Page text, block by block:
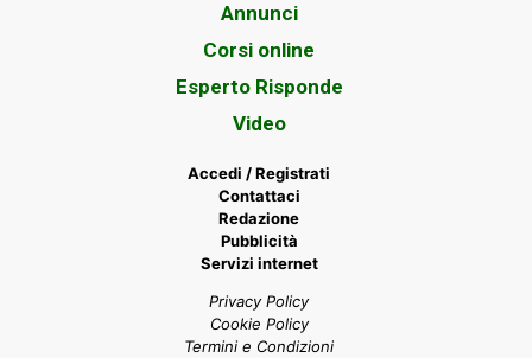
Annunci
Corsi online
Esperto Risponde
Video
Accedi / Registrati
Contattaci
Redazione
Pubblicità
Servizi internet
Privacy Policy
Cookie Policy
Termini e Condizioni